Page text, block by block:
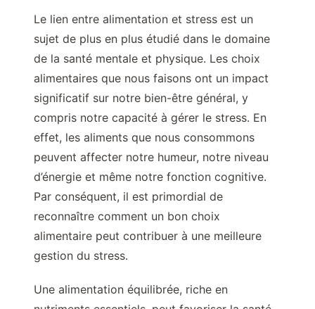
Le lien entre alimentation et stress est un
sujet de plus en plus étudié dans le domaine
de la santé mentale et physique. Les choix
alimentaires que nous faisons ont un impact
significatif sur notre bien-être général, y
compris notre capacité à gérer le stress. En
effet, les aliments que nous consommons
peuvent affecter notre humeur, notre niveau
d’énergie et même notre fonction cognitive.
Par conséquent, il est primordial de
reconnaître comment un bon choix
alimentaire peut contribuer à une meilleure
gestion du stress.
Une alimentation équilibrée, riche en